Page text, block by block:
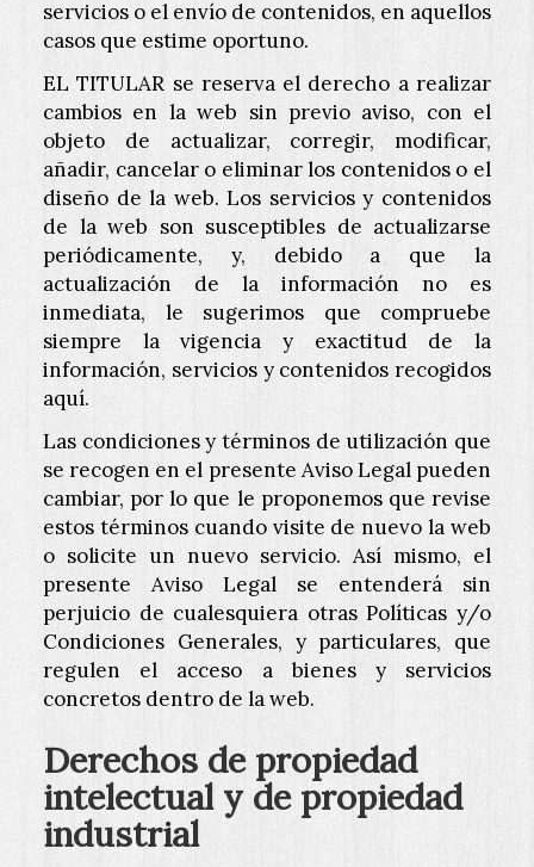
servicios o el envío de contenidos, en aquellos
casos que estime oportuno.
EL TITULAR se reserva el derecho a realizar
cambios en la web sin previo aviso, con el
objeto de actualizar, corregir, modificar,
añadir, cancelar o eliminar los contenidos o el
diseño de la web. Los servicios y contenidos
de la web son susceptibles de actualizarse
periódicamente, y, debido a que la
actualización de la información no es
inmediata, le sugerimos que compruebe
siempre la vigencia y exactitud de la
información, servicios y contenidos recogidos
aquí.
Las condiciones y términos de utilización que
se recogen en el presente Aviso Legal pueden
cambiar, por lo que le proponemos que revise
estos términos cuando visite de nuevo la web
o solicite un nuevo servicio. Así mismo, el
presente Aviso Legal se entenderá sin
perjuicio de cualesquiera otras Políticas y/o
Condiciones Generales, y particulares, que
regulen el acceso a bienes y servicios
concretos dentro de la web.
Derechos de propiedad
intelectual y de propiedad
industrial